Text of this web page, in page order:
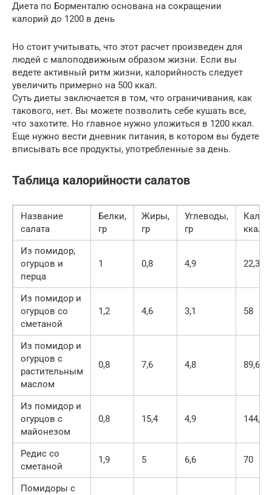
Диета по Борменталю основана на сокращении
калорий до 1200 в день
Но стоит учитывать, что этот расчет произведен для
людей с малоподвижным образом жизни. Если вы
ведете активный ритм жизни, калорийность следует
увеличить примерно на 500 ккал.
Суть диеты заключается в том, что ограничивания, как
такового, нет. Вы можете позволить себе кушать все,
что захотите. Но главное нужно уложиться в 1200 ккал.
Еще нужно вести дневник питания, в котором вы будете
вписывать все продукты, употребленные за день.
Таблица калорийности салатов
Название
салата
Белки,
гр
Жиры,
гр
Углеводы,
гр
ккал
Из помидор,
огурцов и
перца
1 0,8 4,9 22,3
Из помидор и
огурцов со
сметаной
1,2 4,6 3,1 58
Из помидор и
огурцов с
растительным
маслом
0,8 7,6 4,8 89,6
Из помидор и
огурцов с
майонезом
0,8 15,4 4,9 144,5
Редис со
сметаной
1,9 5 6,6 70
Помидоры с